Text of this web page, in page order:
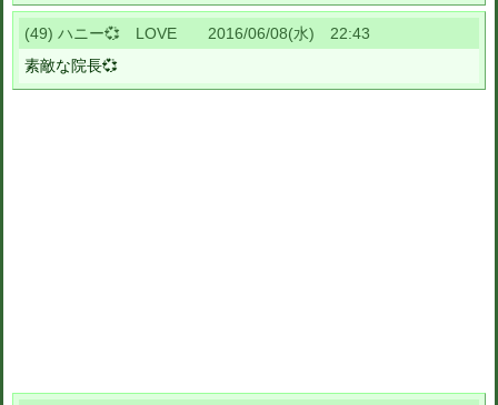
(49) ハニー💞 LOVE 2016/06/08(水) 22:43
素敵な院長💞